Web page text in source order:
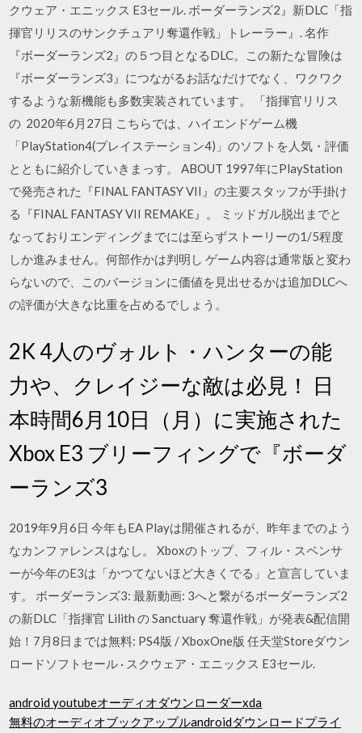
クウェア・エニックス E3セール. ボーダーランズ2』新DLC「指
揮官リリスのサンクチュアリ奪還作戦」トレーラー』. 名作
『ボーダーランズ2』の５つ目となるDLC。この新たな冒険は
『ボーダーランズ3』につながるお話なだけでなく、ワクワク
するような新機能も多数実装されています。 「指揮官リリス
の 2020年6月27日 こちらでは、ハイエンドゲーム機
「PlayStation4(プレイステーション4)」のソフトを人気・評価
とともに紹介していきまっす。 ABOUT 1997年にPlayStation
で発売された『FINAL FANTASY VII』の主要スタッフが手掛け
る『FINAL FANTASY VII REMAKE』。 ミッドガル脱出までと
なっておりエンディングまでには至らずストーリーの1/5程度
しか進みません。何部作かは判明し ゲーム内容は通常版と変わ
らないので、このバージョンに価値を見出せるかは追加DLCへ
の評価が大きな比重を占めるでしょう。
2K 4人のヴォルト・ハンターの能
力や、クレイジーな敵は必見！ 日
本時間6月10日（月）に実施された
Xbox E3 ブリーフィングで『ボーダ
ーランズ3
2019年9月6日 今年もEA Playは開催されるが、昨年までのよう
なカンファレンスはなし。 Xboxのトップ、フィル・スペンサ
ーが今年のE3は「かつてないほど大きくでる」と宣言していま
す。 ボーダーランズ3: 最新動画: 3へと繋がるボーダーランズ2
の新DLC「指揮官 Lilith の Sanctuary 奪還作戦」が発表&配信開
始！7月8日までは無料: PS4版 / XboxOne版 任天堂Storeダウン
ロードソフトセール · スクウェア・エニックス E3セール.
android youtubeオーディオダウンローダーxda
無料のオーディオブックアップルandroidダウンロードプライ